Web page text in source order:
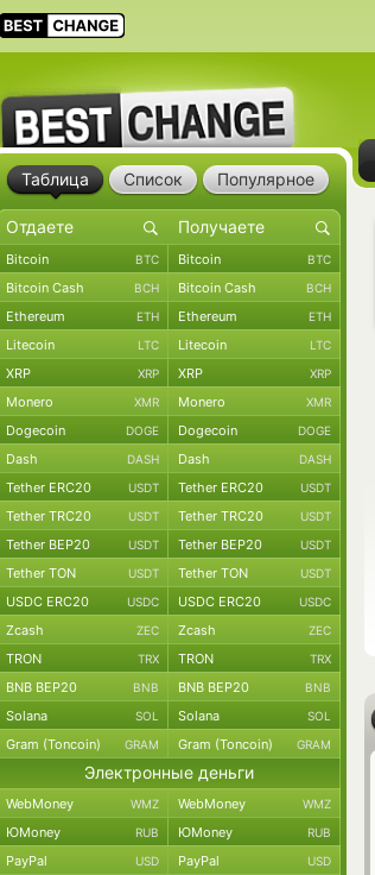
Таблица Список Популярное
Bitcoin BTC Bitcoin BTC
Bitcoin Cash BCH Bitcoin Cash BCH
Ethereum ETH Ethereum ETH
Litecoin LTC Litecoin LTC
XRP XRP XRP XRP
Monero XMR Monero XMR
Dogecoin DOGE Dogecoin DOGE
Dash DASH Dash DASH
Tether ERC20 USDT Tether ERC20 USDT
Tether TRC20 USDT Tether TRC20 USDT
Tether BEP20 USDT Tether BEP20 USDT
Tether TON USDT Tether TON USDT
USDC ERC20 USDC USDC ERC20 USDC
Zcash ZEC Zcash ZEC
TRON TRX TRON TRX
BNB BEP20 BNB BNB BEP20 BNB
Solana SOL Solana SOL
Gram (Toncoin) GRAM Gram (Toncoin) GRAM
Электронные деньги
WebMoney WMZ WebMoney WMZ
ЮMoney RUB ЮMoney RUB
PayPal USD PayPal USD